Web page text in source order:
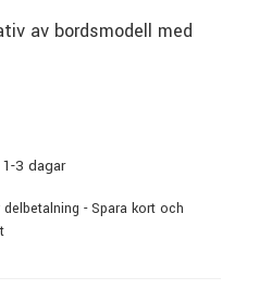
av bordsmodell med
3 dagar
- Spara kort och